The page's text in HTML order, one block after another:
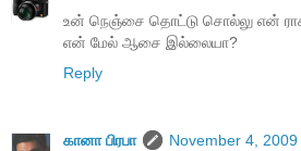
உன் நெஞ்சை தொட்டு சொல்லு என்
என் மேல் ஆசை இல்லையா?
Reply
கானா பிரபா
November 4, 2009